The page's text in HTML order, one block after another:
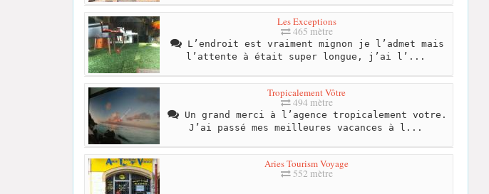
Les Exceptions
465 mètre
L’endroit est vraiment mignon je l’admet mais
l’attente à était super longue, j’ai l’...
Tropicalement Vôtre
494 mètre
Un grand merci à l’agence tropicalement votre.
J’ai passé mes meilleures vacances à l...
Aries Tourism Voyage
552 mètre